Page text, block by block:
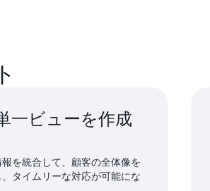
一ビューを作成
を統合して、顧客の全体像を
タイムリーな対応が可能にな